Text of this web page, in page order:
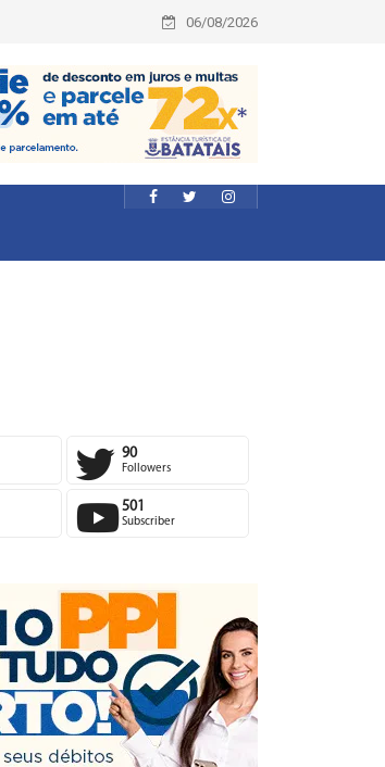
06/08/2026
90
Followers
501
Subscriber